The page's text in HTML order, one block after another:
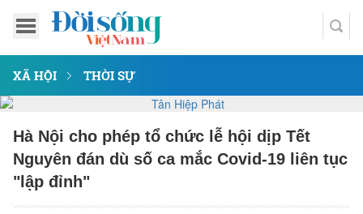
XÃ HỘI THỜI SỰ
Hà Nội cho phép tổ chức lễ hội dịp Tết
Nguyên đán dù số ca mắc Covid-19 liên tục
"lập đỉnh"